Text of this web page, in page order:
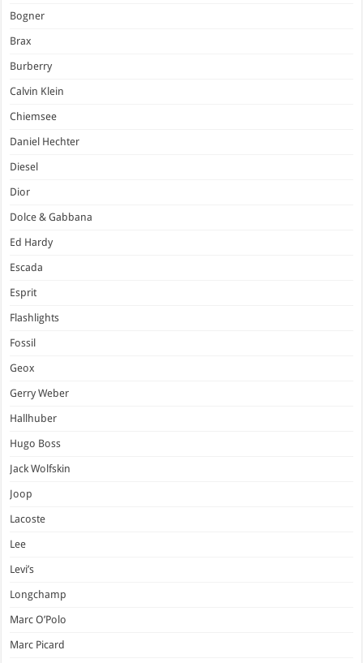
Bogner
Brax
Burberry
Calvin Klein
Chiemsee
Daniel Hechter
Diesel
Dior
Dolce & Gabbana
Ed Hardy
Escada
Esprit
Flashlights
Fossil
Geox
Gerry Weber
Hallhuber
Hugo Boss
Jack Wolfskin
Joop
Lacoste
Lee
Levi’s
Longchamp
Marc O’Polo
Marc Picard